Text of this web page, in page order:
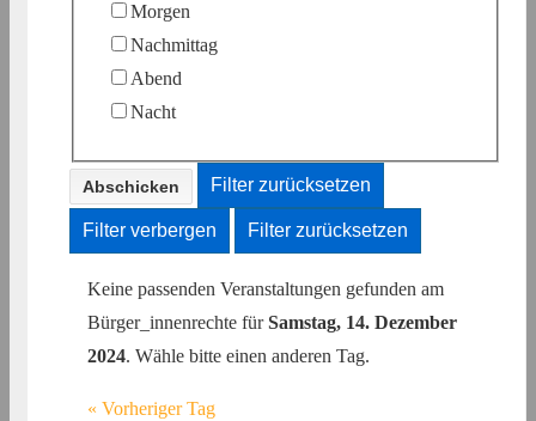
Morgen
Nachmittag
Abend
Nacht
Filter zurücksetzen
Filter verbergen Filter zurücksetzen
Keine passenden Veranstaltungen gefunden am
Bürger_innenrechte fürSamstag, 14. Dezember
2024. Wähle bitte einen anderen Tag.
« Vorheriger Tag